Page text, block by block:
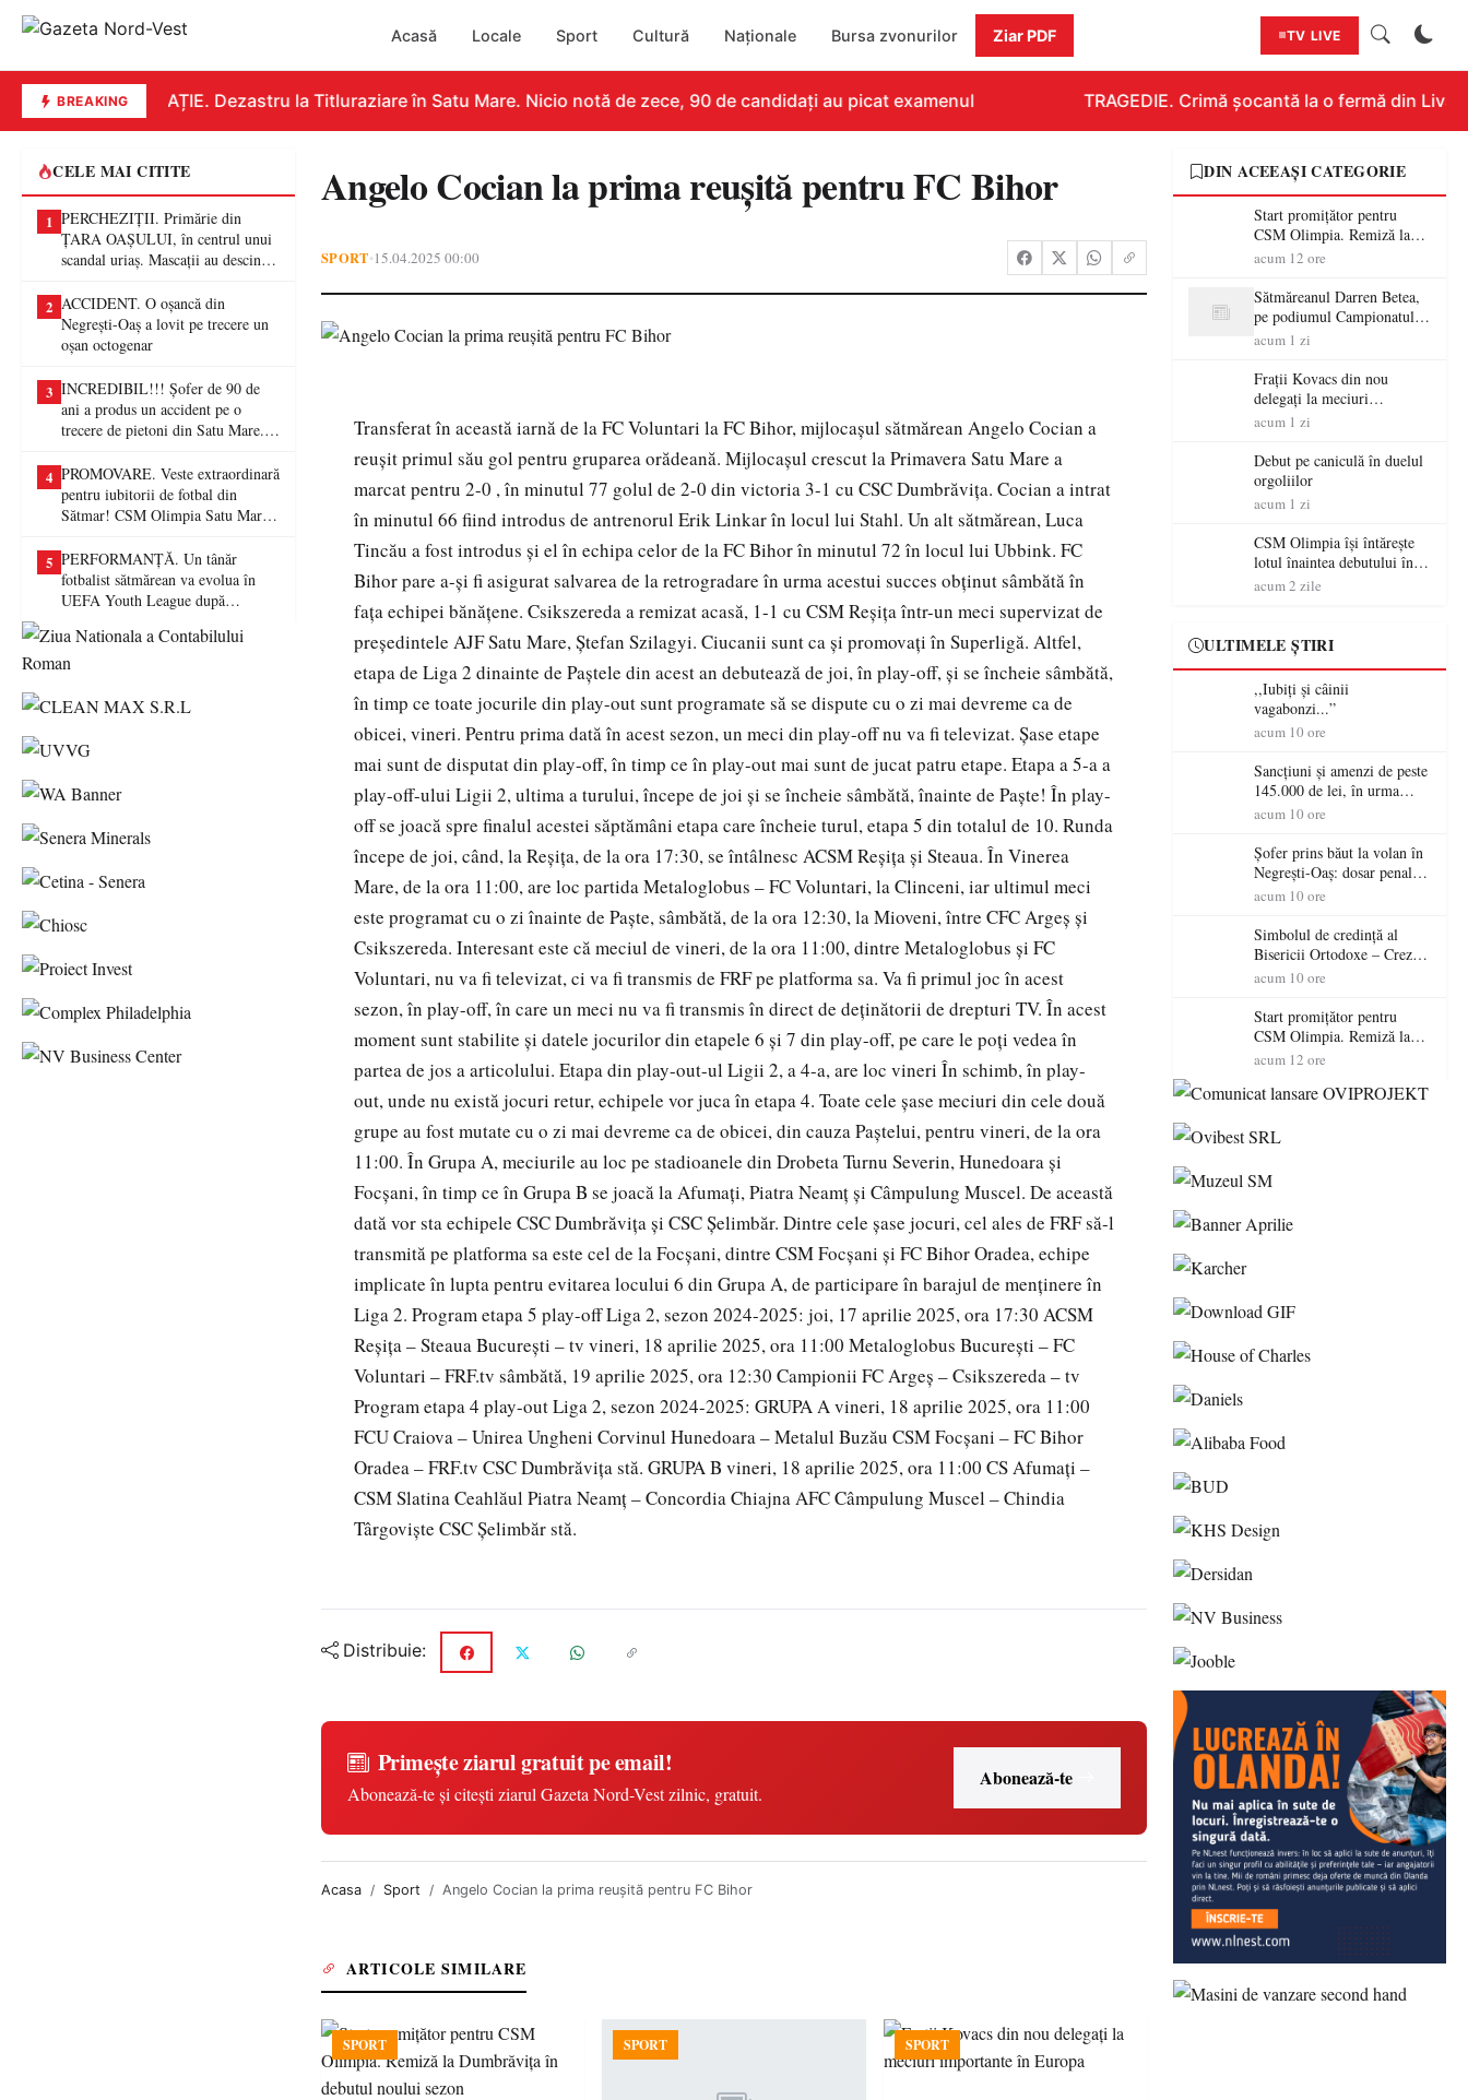
Acasă Locale Sport Cultură Naționale Bursa zvonurilor Ziar PDF TV LIVE
BREAKINGEDUCAȚIE. Dezastru la Titluraziare în Satu Mare. Nicio notă de zece, 90 de candidați au picat examenul TRAGEDIE. Crimă șocantă la o fermă din
CELE MAI CITITE
1 PERCHEZIȚII. Primărie din
ȚARA OAȘULUI, în centrul unui
scandal uriaș. Mascații au descins
fraude de proporții
2 ACCIDENT. O oșancă din
Negrești-Oaș a lovit pe trecere un
oșan octogenar
3 INCREDIBIL!!! Șofer de 90 de
ani a produs un accident pe o
trecere de pietoni din Satu Mare. O
4 PROMOVARE. Veste extraordinară
pentru iubitorii de fotbal din
Sătmar! CSM Olimpia Satu Mare
5 PERFORMANȚĂ. Un tânăr
fotbalist sătmărean va evolua în
UEFA Youth League după
Angelo Cocian la prima reușită pentru FC Bihor
SPORT•15.04.2025 00:00
Transferat în această iarnă de la FC Voluntari la FC Bihor, mijlocașul sătmărean Angelo Cocian a
reușit primul său gol pentru gruparea orădeană. Mijlocașul crescut la Primavera Satu Mare a
marcat pentru 2-0 , în minutul 77 golul de 2-0 din victoria 3-1 cu CSC Dumbrăvița. Cocian a intrat
în minutul 66 fiind introdus de antrenorul Erik Linkar în locul lui Stahl. Un alt sătmărean, Luca
Tincău a fost introdus și el în echipa celor de la FC Bihor în minutul 72 în locul lui Ubbink. FC
Bihor pare a-și fi asigurat salvarea de la retrogradare în urma acestui succes obținut sâmbătă în
fața echipei bănățene. Csikszereda a remizat acasă, 1-1 cu CSM Reșița într-un meci supervizat de
președintele AJF Satu Mare, Ștefan Szilagyi. Ciucanii sunt ca și promovați în Superligă. Altfel,
etapa de Liga 2 dinainte de Paștele din acest an debutează de joi, în play-off, și se încheie sâmbătă,
în timp ce toate jocurile din play-out sunt programate să se dispute cu o zi mai devreme ca de
obicei, vineri. Pentru prima dată în acest sezon, un meci din play-off nu va fi televizat. Șase etape
mai sunt de disputat din play-off, în timp ce în play-out mai sunt de jucat patru etape. Etapa a 5-a a
play-off-ului Ligii 2, ultima a turului, începe de joi și se încheie sâmbătă, înainte de Paște! În play-
off se joacă spre finalul acestei săptămâni etapa care încheie turul, etapa 5 din totalul de 10. Runda
începe de joi, când, la Reșița, de la ora 17:30, se întâlnesc ACSM Reșița și Steaua. În Vinerea
Mare, de la ora 11:00, are loc partida Metaloglobus – FC Voluntari, la Clinceni, iar ultimul meci
este programat cu o zi înainte de Paște, sâmbătă, de la ora 12:30, la Mioveni, între CFC Argeș și
Csikszereda. Interesant este că meciul de vineri, de la ora 11:00, dintre Metaloglobus și FC
Voluntari, nu va fi televizat, ci va fi transmis de FRF pe platforma sa. Va fi primul joc în acest
sezon, în play-off, în care un meci nu va fi transmis în direct de deținătorii de drepturi TV. În acest
moment sunt stabilite și datele jocurilor din etapele 6 și 7 din play-off, pe care le poți vedea în
partea de jos a articolului. Etapa din play-out-ul Ligii 2, a 4-a, are loc vineri În schimb, în play-
out, unde nu există jocuri retur, echipele vor juca în etapa 4. Toate cele șase meciuri din cele două
grupe au fost mutate cu o zi mai devreme ca de obicei, din cauza Paștelui, pentru vineri, de la ora
11:00. În Grupa A, meciurile au loc pe stadioanele din Drobeta Turnu Severin, Hunedoara și
Focșani, în timp ce în Grupa B se joacă la Afumați, Piatra Neamț și Câmpulung Muscel. De această
dată vor sta echipele CSC Dumbrăvița și CSC Șelimbăr. Dintre cele șase jocuri, cel ales de FRF să-l
transmită pe platforma sa este cel de la Focșani, dintre CSM Focșani și FC Bihor Oradea, echipe
implicate în lupta pentru evitarea locului 6 din Grupa A, de participare în barajul de menținere în
Liga 2. Program etapa 5 play-off Liga 2, sezon 2024-2025: joi, 17 aprilie 2025, ora 17:30 ACSM
Reșița – Steaua București – tv vineri, 18 aprilie 2025, ora 11:00 Metaloglobus București – FC
Voluntari – FRF.tv sâmbătă, 19 aprilie 2025, ora 12:30 Campionii FC Argeș – Csikszereda – tv
Program etapa 4 play-out Liga 2, sezon 2024-2025: GRUPA A vineri, 18 aprilie 2025, ora 11:00
FCU Craiova – Unirea Ungheni Corvinul Hunedoara – Metalul Buzău CSM Focşani – FC Bihor
Oradea – FRF.tv CSC Dumbrăviţa stă. GRUPA B vineri, 18 aprilie 2025, ora 11:00 CS Afumaţi –
CSM Slatina Ceahlăul Piatra Neamţ – Concordia Chiajna AFC Câmpulung Muscel – Chindia
Târgovişte CSC Şelimbăr stă.
Distribuie:
Primește ziarul gratuit pe email!
Abonează-te și citești ziarul Gazeta Nord-Vest zilnic, gratuit.
Abonează-te
Acasa Sport Angelo Cocian la prima reușită pentru FC Bihor
ARTICOLE SIMILARE
SPORT SPORT SPORT
DIN ACEEAȘI CATEGORIE
Start promițător pentru
CSM Olimpia. Remiză la
Dumbrăvița în debutul
acum 12 ore
Sătmăreanul Darren Betea,
pe podiumul Campionatului
European RMC CE, după
lui Kimi Räikkönen
acum 1 zi
Frații Kovacs din nou
delegați la meciuri
importante în Europa
acum 1 zi
Debut pe caniculă în duelul
orgoliilor
acum 1 zi
CSM Olimpia își întărește
lotul înaintea debutului în
Liga 2
acum 2 zile
ULTIMELE ȘTIRI
,,Iubiți și câinii
vagabonzi...”
acum 10 ore
Sancțiuni și amenzi de peste
145.000 de lei, în urma
acțiunilor polițiștilor
acum 10 ore
Șofer prins băut la volan în
Negrești-Oaș: dosar penal
după un control al
acum 10 ore
Simbolul de credinţă al
Bisericii Ortodoxe – Crezul
(3)
acum 10 ore
Start promițător pentru
CSM Olimpia. Remiză la
Dumbrăvița în debutul
acum 12 ore